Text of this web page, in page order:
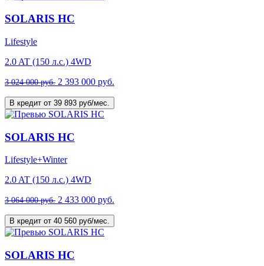
SOLARIS HC
Lifestyle
2.0 AT (150 л.с.) 4WD
3 024 000 руб. 2 393 000 руб.
В кредит от 39 893 руб/мес.
SOLARIS HC
Lifestyle+Winter
2.0 AT (150 л.с.) 4WD
3 064 000 руб. 2 433 000 руб.
В кредит от 40 560 руб/мес.
SOLARIS HC